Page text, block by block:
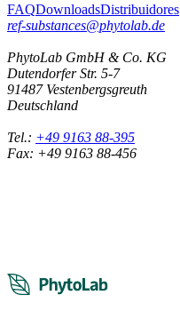
FAQDownloadsDistribuidores
ref-substances@phytolab.de
PhytoLab GmbH & Co. KG
Dutendorfer Str. 5-7
91487 Vestenbergsgreuth
Deutschland
Tel.: +49 9163 88-395
Fax: +49 9163 88-456